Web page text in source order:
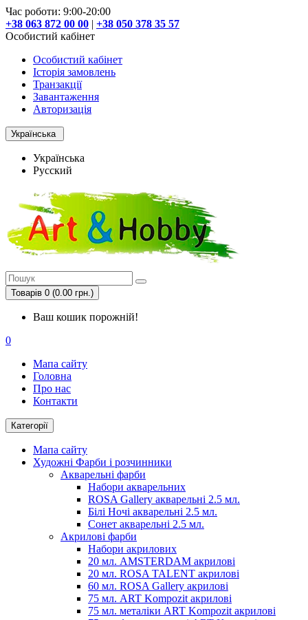
Час роботи: 9:00-20:00
+38 063 872 00 00 | +38 050 378 35 57
Особистий кабінет
Особистий кабінет
Історія замовлень
Транзакції
Завантаження
Авторизація
Українська
Українська
Русский
Товарів 0 (0.00 грн.)
Ваш кошик порожній!
0
Мапа сайту
Головна
Про нас
Контакти
Категорії
Мапа сайту
Художні Фарби і розчинники
Акварельні фарби
Набори акварельних
ROSA Gallery акварельні 2.5 мл.
Білі Ночі акварельні 2.5 мл.
Сонет акварельні 2.5 мл.
Акрилові фарби
Набори акрилових
20 мл. AMSTERDAM акрилові
20 мл. ROSA TALENT акрилові
60 мл. ROSA Gallery акрилові
75 мл. ART Kompozit акрилові
75 мл. металіки ART Kompozit акрилові